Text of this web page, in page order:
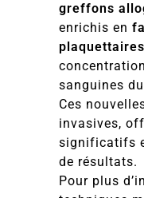
greffons
enrichis en
plaquettaires
sanguines
Ces
invasives,
significatifs
de résultats.
Pour plus